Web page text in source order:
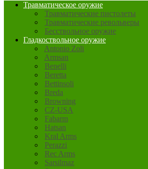
Травматическое оружие
Травматические пистолеты
Травматические револьверы
Бесствольное оружие
Гладкоствольное оружие
Antonio Zoli
Armsan
Benelli
Beretta
Bettinsoli
Breda
Browning
CZ-USA
Fabarm
Hatsan
Kral Arms
Perazzi
Rec Arms
Sarsilmaz